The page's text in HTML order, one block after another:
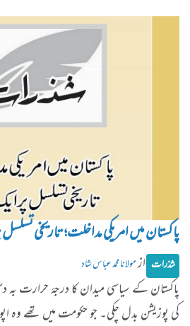
پاکستان میں امریکی مداخلت؛ تاریخی
شذرات ازمولانا محمد عباس شاد
پاکستان کے سیاسی میدان کا درجۂ حرارت بہ
کی پوزیشن بدل چکی۔ جو حکومت میں تھے وہ